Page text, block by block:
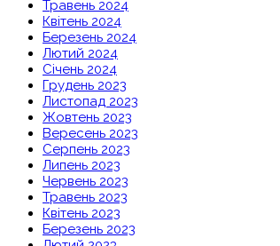
Травень 2024
Квітень 2024
Березень 2024
Лютий 2024
Січень 2024
Грудень 2023
Листопад 2023
Жовтень 2023
Вересень 2023
Серпень 2023
Липень 2023
Червень 2023
Травень 2023
Квітень 2023
Березень 2023